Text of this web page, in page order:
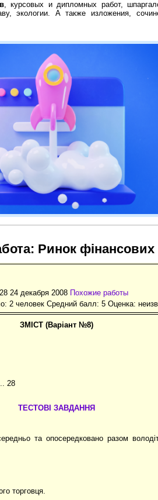
, курсовых и дипломных работ,
экологии. А также изложения,
Ринок фінансових
24 декабря 2008 Похожие работы
2 человек Средний балл: 5 Оценка:
ЗМІСТ (Варіант №8)
28
ТЕСТОВІ ЗАВДАННЯ
та опосередковано разом
торговця.